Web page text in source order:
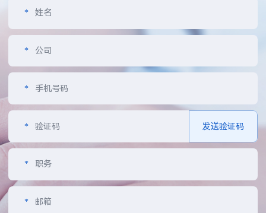
* 姓名
* 公司
* 手机号码
* 验证码 发送验证码
* 职务
* 邮箱